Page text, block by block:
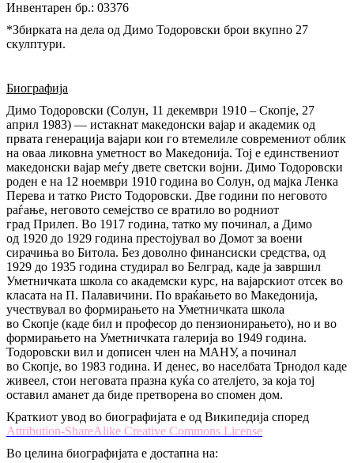
Инвентарен бр.: 03376
*Збирката на дела од Димо Тодоровски брои вкупно 27
скулптури.
Биографија
Димо Тодоровски (Солун, 11 декември 1910 – Скопје, 27
април 1983) — истакнат македонски вајар и академик од
првата генерација вајари кои го втемелиле современиот облик
на оваа ликовна уметност во Македонија. Тој е единствениот
македонски вајар меѓу двете светски војни. Димо Тодоровски
роден е на 12 ноември 1910 година во Солун, од мајка Ленка
Перева и татко Ристо Тодоровски. Две години по неговото
раѓање, неговото семејство се вратило во родниот
град Прилеп. Во 1917 година, татко му починал, а Димо
од 1920 до 1929 година престојувал во Домот за воени
сирачиња во Битола. Без доволно финансиски средства, од
1929 до 1935 година студирал во Белград, каде ја завршил
Уметничката школа со академски курс, на вајарскиот отсек во
класата на П. Палавичини. По враќањето во Македонија,
учествувал во формирањето на Уметничката школа
во Скопје (каде бил и професор до пензионирањето), но и во
формирањето на Уметничката галерија во 1949 година.
Тодоровски вил и дописен член на МАНУ, а починал
во Скопје, во 1983 година. И денес, во населбата Трнодол каде
живеел, стои неговата празна куќа со ателјето, за која тој
оставил аманет да биде претворена во спомен дом.
Краткиот увод во биографијата е од Википедија според
Attribution-ShareAlike Creative Commons License
Во целина биографијата е достапна на: